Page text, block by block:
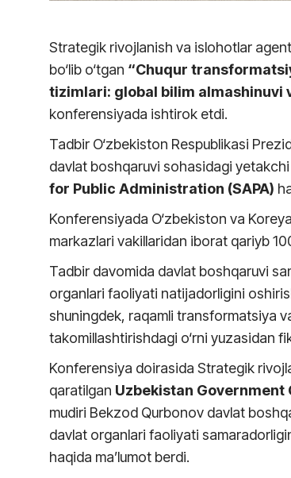
Strategik rivojlanish va islohotlar
bo‘lib o‘tgan “Chuqur
tizimlari: global bilim almashinuvi
konferensiyada ishtirok etdi.
Tadbir O‘zbekiston Respublikasi
davlat boshqaruvi sohasidagi
for Public Administration (SAPA)
Konferensiyada O‘zbekiston va
markazlari vakillaridan iborat qariyb
Tadbir davomida davlat boshqaruvi
organlari faoliyati natijadorligini
shuningdek, raqamli transformatsiya
takomillashtirishdagi o‘rni yuzasidan
Konferensiya doirasida Strategik
qaratilgan Uzbekistan Government
mudiri Bekzod Qurbonov davlat
davlat organlari faoliyati
haqida ma’lumot berdi.